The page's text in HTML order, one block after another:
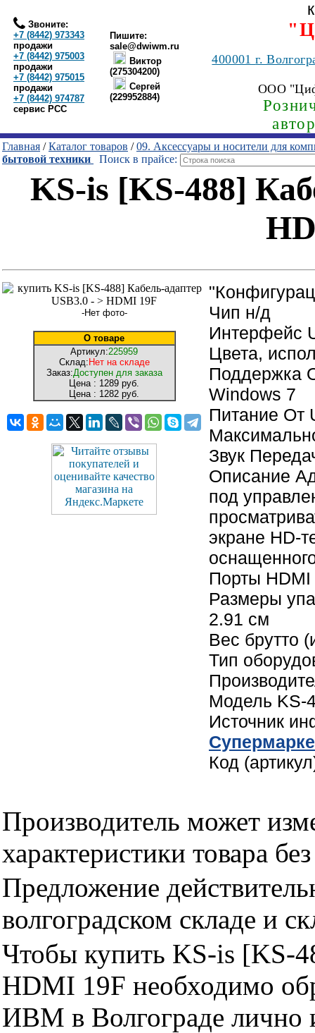
Звоните:
+7 (8442) 973343
продажи
+7 (8442) 975003
продажи
+7 (8442) 975015
продажи
+7 (8442) 974787
сервис РСС
Пишите:
sale@dwiwm.ru
Виктор
(275304200)
Сергей
(229952884)
400001г.
ООО
Главная /Каталог товаров /09. Аксессуары и носители для
бытовой техники
Поиск в прайсе:
KS-is [KS-488]
-Нет фото-
О товаре
Артикул:225959
Склад: Нет на складе
Заказ:Доступен для заказа
Цена : 1289 руб.
Цена : 1282 руб.
Чип н/д
Интерфейс
Цвета,
Поддержка
Windows 7
Питание От
Звук
Описание
под
экране HD-
Порты HDMI
Размеры
2.91 см
Вес брутто
Тип
Модель KS-
Источник
Код
Производитель может
характеристики товара
Предложение
волгоградском складе и
Чтобы купить KS-is [KS-
HDMI 19F необходимо
ИВМ в Волгограде лично